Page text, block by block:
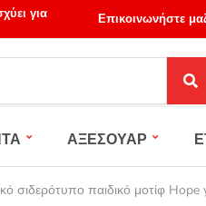
για Επικοινωνήστε
S
e
c
ΑΞΕΣΟΥΑΡ
σιδερότυπο παιδικό μοτίφ